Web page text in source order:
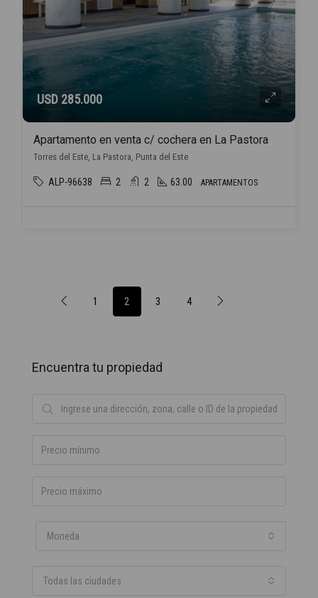
USD 285.000
Apartamento en venta c/ cochera en La Pastora
Torres del Este, La Pastora, Punta del Este
ALP-96638 2 2 63.00 APARTAMENTOS
1 2 3 4
Encuentra tu propiedad
Moneda
Todas las ciudades